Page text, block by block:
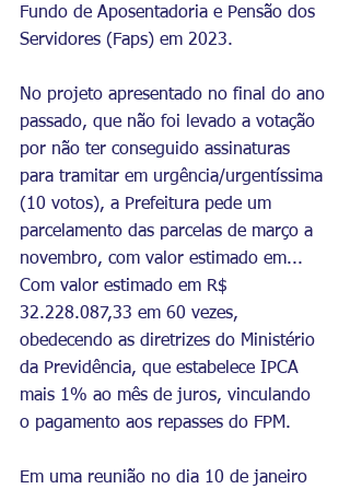
Fundo de Aposentadoria e Pensão dos
Servidores (Faps) em 2023.
No projeto apresentado no final do ano
passado, que não foi levado a votação
por não ter conseguido assinaturas
para tramitar em urgência/urgentíssima
(10 votos), a Prefeitura pede um
parcelamento das parcelas de março a
novembro, com valor estimado em...
Com valor estimado em R$
32.228.087,33 em 60 vezes,
obedecendo as diretrizes do Ministério
da Previdência, que estabelece IPCA
mais 1% ao mês de juros, vinculando
o pagamento aos repasses do FPM.
Em uma reunião no dia 10 de janeiro